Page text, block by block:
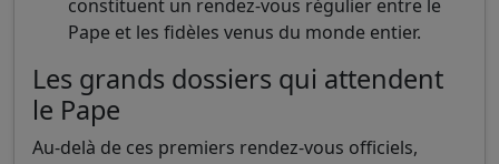
constituent un rendez-vous régulier entre le
Pape et les fidèles venus du monde entier.
Les grands dossiers qui attendent
le Pape
Au-delà de ces premiers rendez-vous officiels,